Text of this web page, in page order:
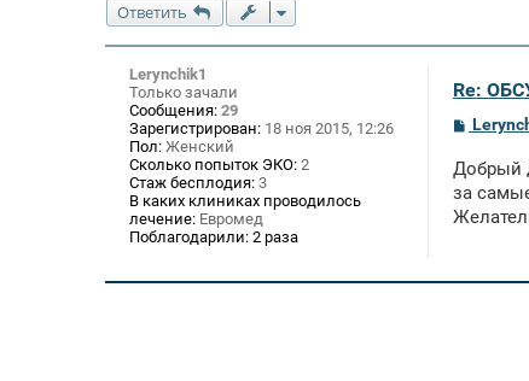
Ответить
Lerynchik1
Только зачали
Сообщения: 29
Зарегистрирован: 18 ноя 2015, 12:26
Пол: Женский
Сколько попыток ЭКО: 2
Стаж бесплодия: 3
В каких клиниках проводилось
лечение: Евромед
Поблагодарили: 2 раза
Re:
С
б
щ
е
н
Добрый
за